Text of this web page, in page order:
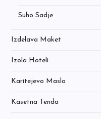
Suho Sadje
Izdelava Maket
Izola Hoteli
Karitejevo Maslo
Kasetna Tenda